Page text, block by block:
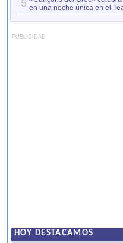
5 en una noche única en el
PUBLICIDAD
HOY DESTACAMOS